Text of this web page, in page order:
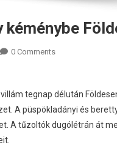
0 Comments
tegnap délután
A püspökladányi és
A tűzoltók dugólétrán át